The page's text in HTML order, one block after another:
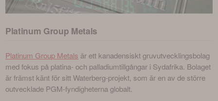
Platinum Group Metals
Platinum Group Metals är ett kanadensiskt gruvutvecklingsbolag
med fokus på platina- och palladiumtillgångar i Sydafrika. Bolaget
är främst känt för sitt Waterberg-projekt, som är en av de större
outvecklade PGM-fyndigheterna globalt.